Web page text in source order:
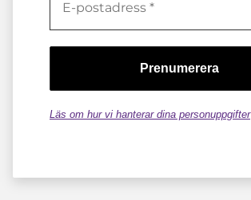
Läs om hur vi hanterar dina personuppgifter